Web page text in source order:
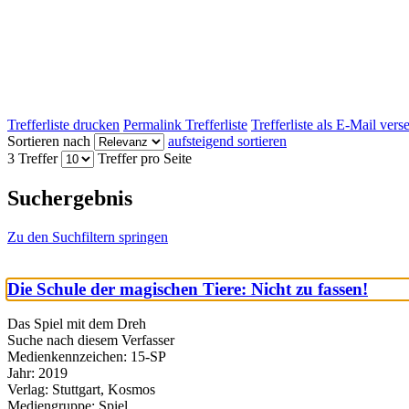
Trefferliste drucken Permalink Trefferliste Trefferliste als E-Mail
Sortieren nach
aufsteigend sortieren
3 Treffer
Treffer pro Seite
Suchergebnis
Zu den Suchfiltern springen
Die Schule der magischen Tiere: Nicht zu fassen!
Das Spiel mit dem Dreh
Suche nach diesem Verfasser
Medienkennzeichen: 15-SP
Jahr: 2019
Verlag: Stuttgart, Kosmos